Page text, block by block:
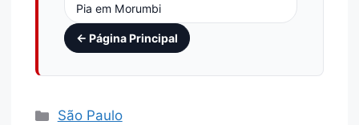
Pia em Morumbi
← Página Principal
São Paulo